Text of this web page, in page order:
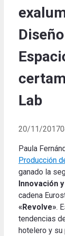
Lab
20/11/2017
Paula
Producción
ganado la
Innovación
cadena
«Revolve».
tendencias
hotelero y